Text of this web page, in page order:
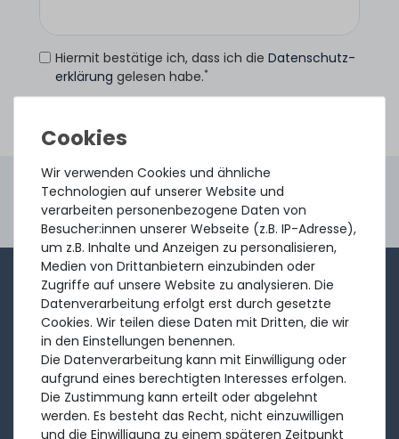
Hiermit bestätige ich, dass ich die Daten­schutz­
erklärung gelesen habe.*
4.96 / 5.00aus8.500Bewertungen
Gebraucht. Geprüft. Geliefert.
1-2x im Monat sendet André aus dem Vertriebsteam
eine kurze, knackige Mail mit Angeboten, neu
eingetroffenen Produkten und Informationen, die Sie
interessieren könnten. Probieren Sie's!
Abonnieren
Wir verwenden Cookies und ähnliche
Technologien auf unserer Website und
verarbeiten personenbezogene Daten von
Besucher:innen unserer Webseite (z.B. IP-Adresse),
um z.B. Inhalte und Anzeigen zu personalisieren,
Medien von Drittanbietern einzubinden oder
Zugriffe auf unsere Website zu analysieren. Die
Datenverarbeitung erfolgt erst durch gesetzte
Cookies. Wir teilen diese Daten mit Dritten, die wir
in den Einstellungen benennen.
Die Datenverarbeitung kann mit Einwilligung oder
aufgrund eines berechtigten Interesses erfolgen.
Die Zustimmung kann erteilt oder abgelehnt
werden. Es besteht das Recht, nicht einzuwilligen
und die Einwilligung zu einem späteren Zeitpunkt